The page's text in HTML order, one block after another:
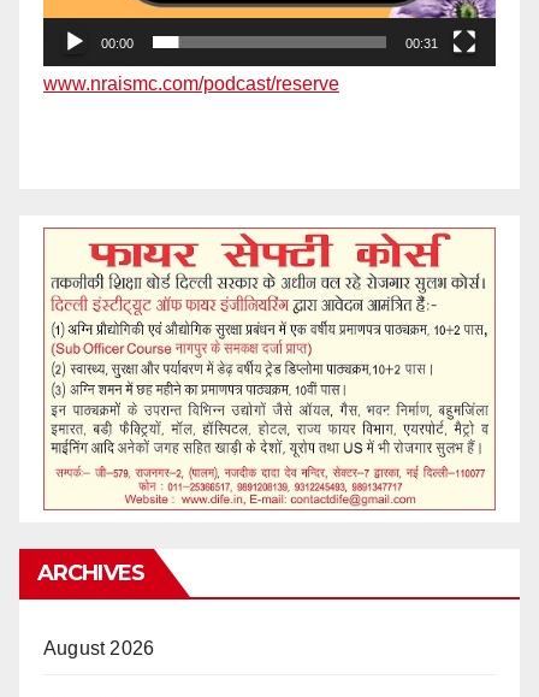
00:00 00:31
www.nraismc.com/podcast/reserve
ARCHIVES
August 2026